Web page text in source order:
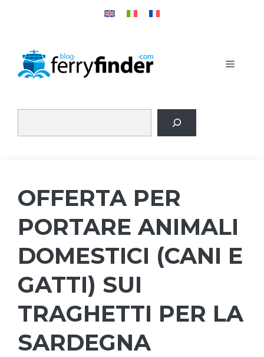
MENU
OFFERTA PER
PORTARE ANIMALI
DOMESTICI (CANI E
GATTI) SUI
TRAGHETTI PER LA
SARDEGNA